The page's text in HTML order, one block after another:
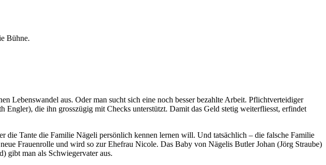
Bühne.
Lebenswandel aus. Oder man sucht sich eine noch besser bezahlte Arbeit. Pflichtverteidiger
die ihn grosszügig mit Checks unterstützt. Damit das Geld stetig weiterfliesst, erfindet
die Tante die Familie Nägeli persönlich kennen lernen will. Und tatsächlich – die falsche Familie
Frauenrolle und wird so zur Ehefrau Nicole. Das Baby von Nägelis Butler Johan (Jörg Straube)
gibt man als Schwiegervater aus.